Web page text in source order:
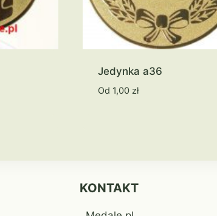
Jedynka a36
Od 1,00 zł
KONTAKT